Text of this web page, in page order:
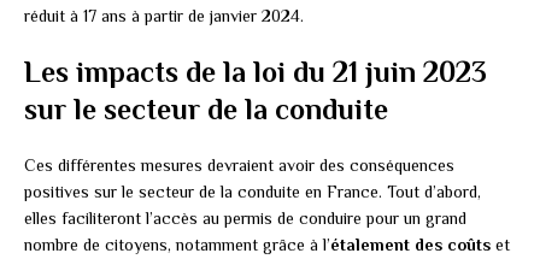
réduit à 17 ans à partir de janvier 2024.
Les impacts de la loi du 21 juin 2023
sur le secteur de la conduite
Ces différentes mesures devraient avoir des conséquences
positives sur le secteur de la conduite en France. Tout d’abord,
elles faciliteront l’accès au permis de conduire pour un grand
nombre de citoyens, notamment grâce à l’étalement des coûts et